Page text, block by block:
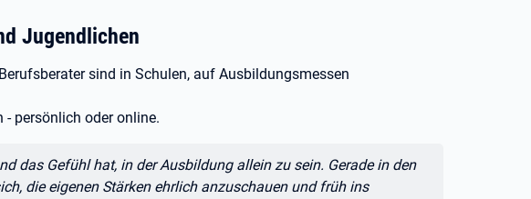
Jugendlichen
sind in Schulen, auf Ausbildungsmessen
- persönlich oder online.
das Gefühl hat, in der Ausbildung allein zu sein. Gerade in den
die eigenen Stärken ehrlich anzuschauen und früh ins